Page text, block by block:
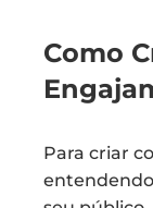
Como
Para criar